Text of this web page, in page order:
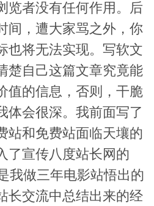
览者没有任何作用。后
间，遭大家骂之外，你
也将无法实现。写软文
楚自己这篇文章究竟能
值的信息，否则，干脆
体会很深。我前面写了
站和免费站面临天壤的
了宣传八度站长网的
我做三年电影站悟出的
长交流中总结出来的经